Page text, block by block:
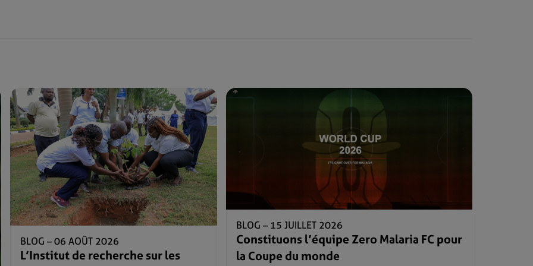
BLOG –06 AOÛT 2026
L’Institut de recherche sur les
BLOG – 15 JUILLET 2026
Constituons l’équipe Zero Malaria FC pour
la Coupe du monde